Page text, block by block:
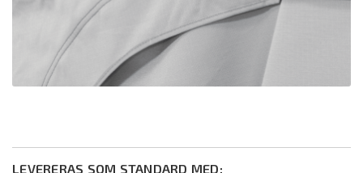
LEVERERAS SOM STANDARD MED: